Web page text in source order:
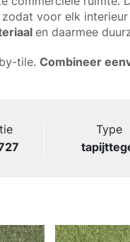
zodat voor elk
en daarmee
tile. Combineer
Type